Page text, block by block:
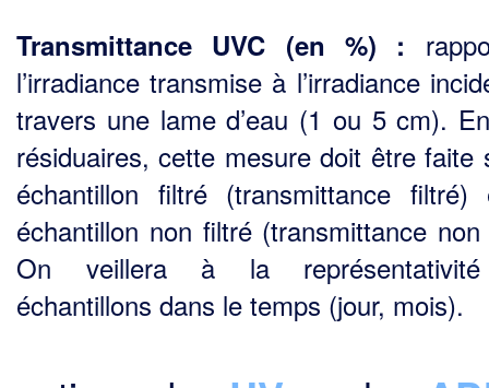
Transmittance UVC (en %) :
l’irradiance transmise à l’irradiance
travers une lame d’eau (1 ou 5 cm).
résiduaires, cette mesure doit être faite
échantillon filtré (transmittance
échantillon non filtré (transmittance
On veillera à la
échantillons dans le temps (jour, mois).